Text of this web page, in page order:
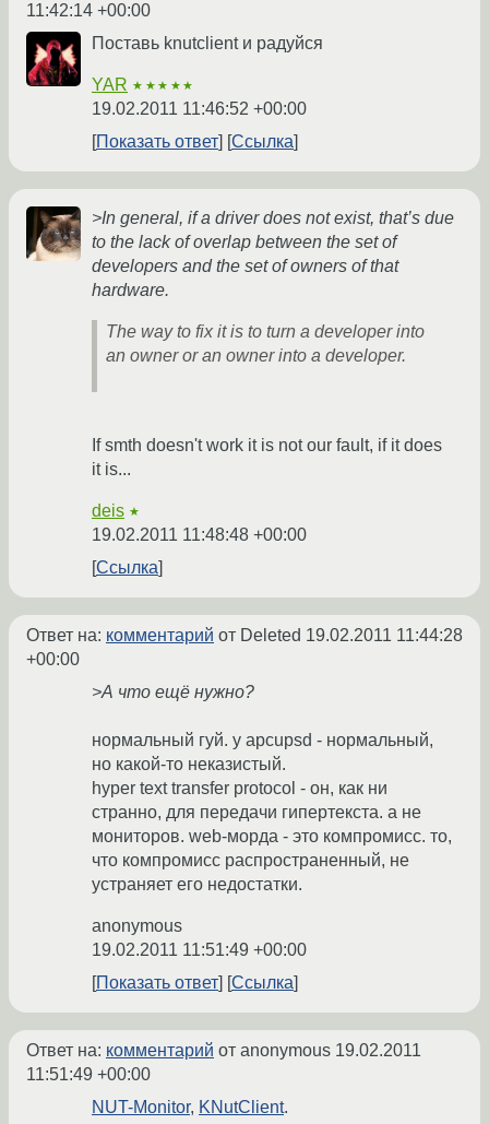
11:42:14 +00:00
Поставь knutclient и радуйся
YAR ★★★★★
19.02.2011 11:46:52 +00:00
Показать ответ
Ссылка
>In general, if a driver does not exist, that’s due
to the lack of overlap between the set of
developers and the set of owners of that
hardware.
The way to fix it is to turn a developer into
an owner or an owner into a developer.
If smth doesn't work it is not our fault, if it does
it is...
deis ★
19.02.2011 11:48:48 +00:00
Ссылка
Ответ на: комментарий от Deleted 19.02.2011 11:44:28
+00:00
>А что ещё нужно?
нормальный гуй. у apcupsd - нормальный,
но какой-то неказистый.
hyper text transfer protocol - он, как ни
странно, для передачи гипертекста. а не
мониторов. web-морда - это компромисс. то,
что компромисс распространенный, не
устраняет его недостатки.
anonymous
19.02.2011 11:51:49 +00:00
Показать ответ
Ссылка
Ответ на: комментарий от anonymous 19.02.2011
11:51:49 +00:00
NUT-Monitor, KNutClient.